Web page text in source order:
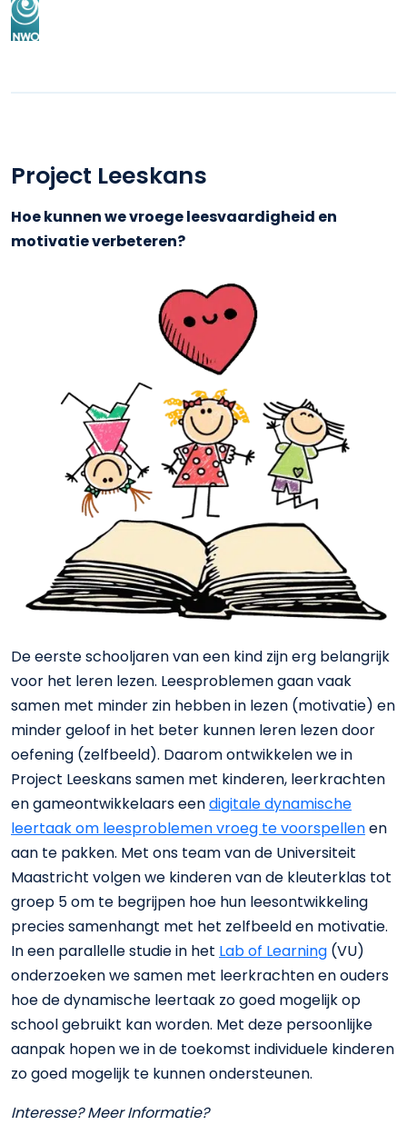
Project Leeskans
Hoe kunnen we vroege leesvaardigheid en
motivatie verbeteren?
De eerste schooljaren van een kind zijn erg belangrijk
voor het leren lezen. Leesproblemen gaan vaak
samen met minder zin hebben in lezen (motivatie) en
minder geloof in het beter kunnen leren lezen door
oefening (zelfbeeld). Daarom ontwikkelen we in
Project Leeskans samen met kinderen, leerkrachten
en gameontwikkelaars eendigitale dynamische
leertaak om leesproblemen vroeg te voorspellenen
aan te pakken. Met ons team van de Universiteit
Maastricht volgen we kinderen van de kleuterklas tot
groep 5 om te begrijpen hoe hun leesontwikkeling
precies samenhangt met het zelfbeeld en motivatie.
In een parallelle studie in het Lab of Learning (VU)
onderzoeken we samen met leerkrachten en ouders
hoe de dynamische leertaak zo goed mogelijk op
school gebruikt kan worden. Met deze persoonlijke
aanpak hopen we in de toekomst individuele kinderen
zo goed mogelijk te kunnen ondersteunen.
Interesse? Meer Informatie?